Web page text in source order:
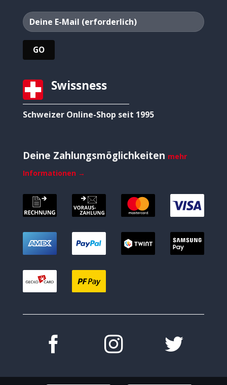
Swissness
Schweizer Online-Shop seit 1995
Deine Zahlungsmöglichkeiten mehr
Informationen →